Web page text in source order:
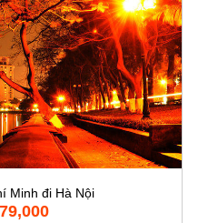
Minh đi Hà Nội